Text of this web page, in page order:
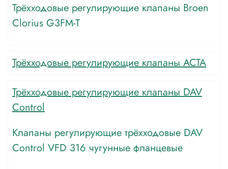
Трёхходовые регулирующие клапаны Broen
Clorius G3FM-Т
Трёхходовые регулирующие клапаны АСТА
Трёхходовые регулирующие клапаны DAV
Control
Клапаны регулирующие трёхходовые DAV
Control VFD 316 чугунные фланцевые